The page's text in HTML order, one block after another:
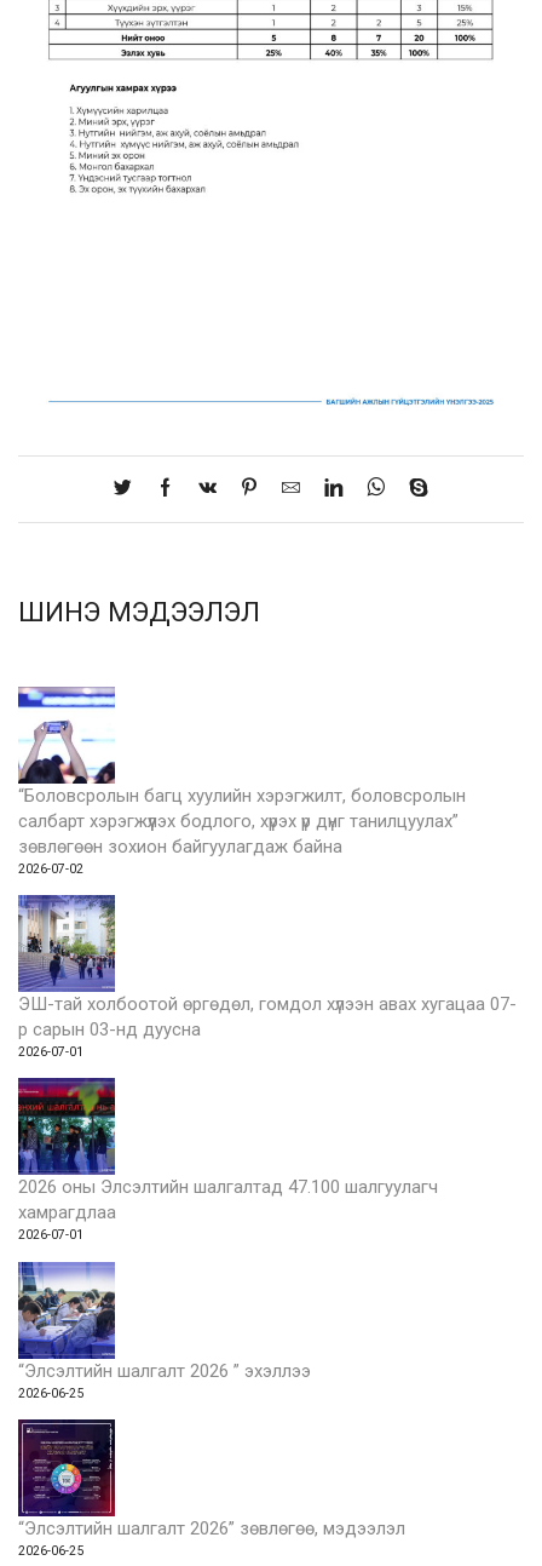
ШИНЭ МЭДЭЭЛЭЛ
“Боловсролын багц хуулийн хэрэгжилт, боловсролын
салбарт хэрэгжүүлэх бодлого, хүрэх үр дүнг танилцуулах”
зөвлөгөөн зохион байгуулагдаж байна
2026-07-02
ЭШ-тай холбоотой өргөдөл, гомдол хүлээн авах хугацаа 07-
р сарын 03-нд дуусна
2026-07-01
2026 оны Элсэлтийн шалгалтад 47.100 шалгуулагч
хамрагдлаа
2026-07-01
“Элсэлтийн шалгалт 2026 ” эхэллээ
2026-06-25
“Элсэлтийн шалгалт 2026” зөвлөгөө, мэдээлэл
2026-06-25